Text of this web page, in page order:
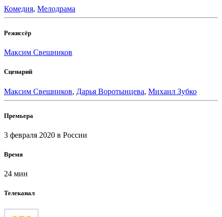
Комедия, Мелодрама
Режиссёр
Максим Свешников
Сценарий
Максим Свешников, Дарья Воротынцева, Михаил Зубко
Премьера
3 февраля 2020 в России
Время
24 мин
Телеканал